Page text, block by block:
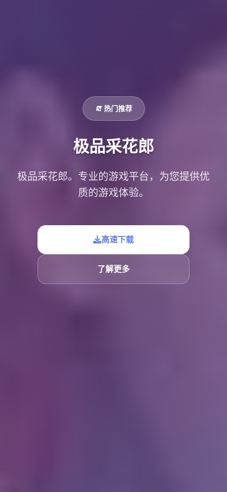
🧯 热门推荐
极品采花郎
极品采花郎。专业的游戏平台，为您提供优
质的游戏体验。
高速下载
了解更多